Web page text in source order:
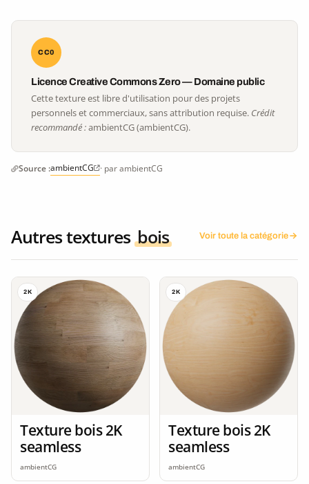
CC0
Licence Creative Commons Zero — Domaine public
Cette texture est libre d'utilisation pour des projets
personnels et commerciaux, sans attribution requise. Crédit
recommandé :ambientCG (ambientCG).
Source :ambientCG · par ambientCG
Autres textures bois Voir toute la catégorie
2K
Texture bois 2K
seamless
ambientCG
2K
Texture bois 2K
seamless
ambientCG